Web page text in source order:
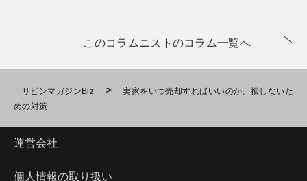
このコラムニストのコラム一覧へ
リビンマガジンBiz >
実家をいつ売却すればいいのか、損しないた
めの対策
運営会社
個人情報の取り扱い